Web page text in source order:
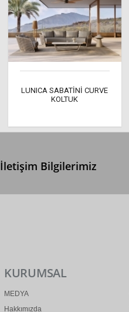
LUNICA SABATİNİ CURVE
KOLTUK
İletişim Bilgilerimiz
KURUMSAL
MEDYA
Hakkımızda